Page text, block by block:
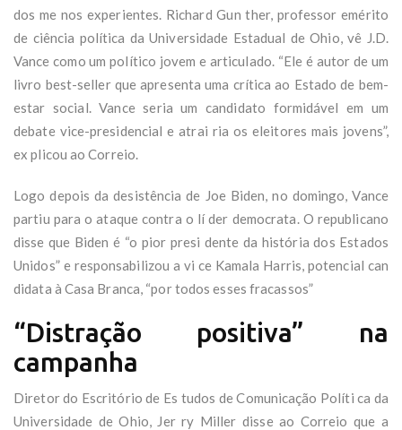
dos me nos experientes. Richard Gun ther, professor emérito
de ciência política da Universidade Estadual de Ohio, vê J.D.
Vance como um político jovem e articulado. “Ele é autor de um
livro best-seller que apresenta uma crítica ao Estado de bem-
estar social. Vance seria um candidato formidável em um
debate vice-presidencial e atrai ria os eleitores mais jovens”,
ex plicou ao Correio.
Logo depois da desistência de Joe Biden, no domingo, Vance
partiu para o ataque contra o lí der democrata. O republicano
disse que Biden é “o pior presi dente da história dos Estados
Unidos” e responsabilizou a vi ce Kamala Harris, potencial can
didata à Casa Branca, “por todos esses fracassos”
“Distração positiva” na
campanha
Diretor do Escritório de Es tudos de Comunicação Políti ca da
Universidade de Ohio, Jer ry Miller disse ao Correio que a